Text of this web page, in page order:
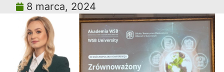
8 marca, 2024